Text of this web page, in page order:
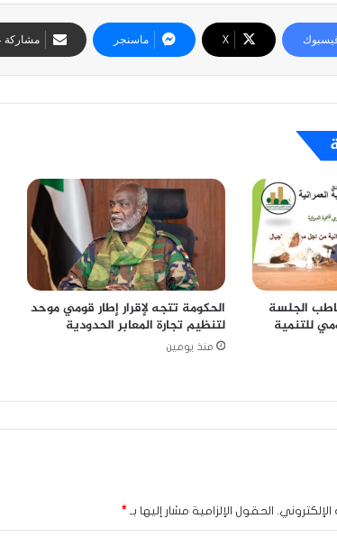
‫X ماسنجر مشاركة
الجلسة
للتنمية
الحكومة تتجه لإقرار إطار قومي موحد
لتنظيم تجارة المعابر الحدودية
منذ يومين
الحقول الإلزامية مشار إليها بـ *